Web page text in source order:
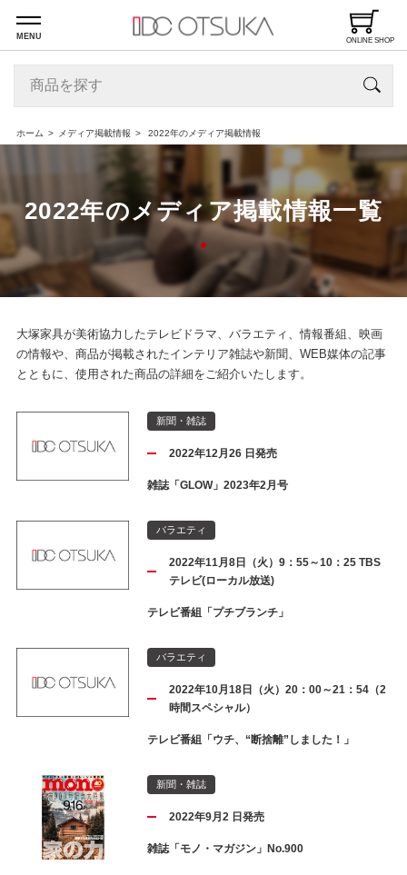
MENU ONLINE SHOP
ホーム メディア掲載情報 2022年のメディア掲載情報
2022年のメディア掲載情報一覧
大塚家具が美術協力したテレビドラマ、バラエティ、情報番組、映画
の情報や、商品が掲載されたインテリア雑誌や新聞、WEB媒体の記事
とともに、使用された商品の詳細をご紹介いたします。
新聞・雑誌
2022年12月26 日発売
雑誌「GLOW」2023年2月号
バラエティ
2022年11月8日（火）9：55～10：25 TBS
テレビ(ローカル放送)
テレビ番組「プチブランチ」
バラエティ
2022年10月18日（火）20：00～21：54（2
時間スペシャル）
テレビ番組「ウチ、“断捨離”しました！」
新聞・雑誌
2022年9月2 日発売
雑誌「モノ・マガジン」No.900